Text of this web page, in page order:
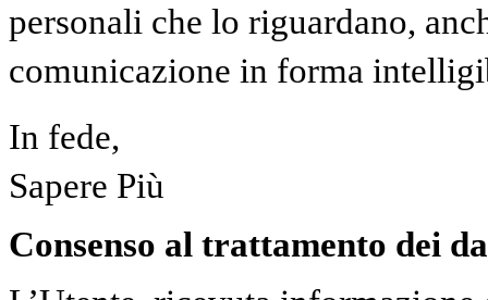
personali che lo riguardano,
comunicazione in forma
In fede,
Sapere Più
Consenso al trattamento dei